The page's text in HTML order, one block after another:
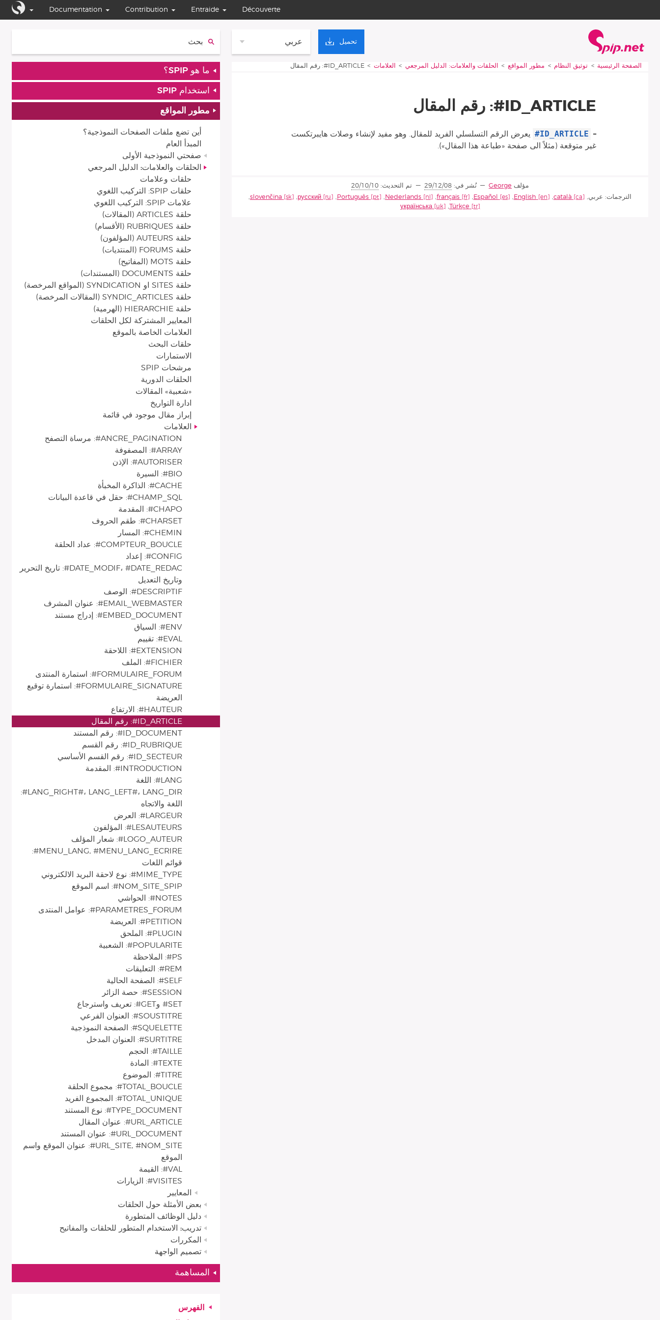
Documentation Contribution Entraide Découverte
الصفحة الرئيسية
عربي
تحميل
Vous êtes ici :
الصفحة الرئيسية توثيق النظام مطور المواقع الحلقات والعلامات: الدليل المرجعي العلامات ID_ARTICLE#: رقم المقال
ID_ARTICLE#: رقم المقال
–
#ID_ARTICLE
يعرض الرقم التسلسلي الفريد للمقال. وهو مفيد لإنشاء وصلات هايبرتكست
غير متوقعة (مثلاً الى صفحة «طباعة هذا المقال»).
مؤلف George نُشر في:29/12/08 تم التحديث:20/10/10
الترجمات: عربي,
català
,
English
,
Español
,
français
,
Nederlands
,
Português
,
русский
,
slovenčina
,
Türkçe
,
українська
ما هو SPIP؟
استخدام SPIP
مطور المواقع
أين تضع ملفات الصفحات النموذجية؟
المبدأ العام
صفحتي النموذجية الأولى
الحلقات والعلامات: الدليل المرجعي
حلقات وعلامات
حلقات SPIP: التركيب اللغوي
علامات SPIP: التركيب اللغوي
حلقة ARTICLES (المقالات)
حلقة RUBRIQUES (الأقسام)
حلقة AUTEURS (المؤلفون)
حلقة FORUMS (المنتديات)
حلقة MOTS (المفاتيح)
حلقة DOCUMENTS (المستندات)
حلقة SITES او SYNDICATION (المواقع المرخصة)
حلقة SYNDIC_ARTICLES (المقالات المرخصة)
حلقة HIERARCHIE (الهرمية)
المعايير المشتركة لكل الحلقات
العلامات الخاصة بالموقع
حلقات البحث
الاستمارات
مرشحات SPIP
الحلقات الدورية
«شعبية» المقالات
ادارة التواريخ
إبراز مقال موجود في قائمة
العلامات
ANCRE_PAGINATION#: مرساة التصفح
ARRAY#: المصفوفة
AUTORISER#: الإذن
BIO#: السيرة
CACHE#: الذاكرة المخبأة
CHAMP_SQL#: حقل في قاعدة البيانات
CHAPO#: المقدمة
CHARSET#: طقم الحروف
CHEMIN#: المسار
COMPTEUR_BOUCLE#: عداد الحلقة
CONFIG#: إعداد
DATE_MODIF، #DATE_REDAC#: تاريخ التحرير
وتاريخ التعديل
DESCRIPTIF#: الوصف
EMAIL_WEBMASTER#: عنوان المشرف
EMBED_DOCUMENT#: إدراج مستند
ENV#: السياق
EVAL#: تقييم
EXTENSION#: اللاحقة
FICHIER#: الملف
FORMULAIRE_FORUM#: استمارة المنتدى
FORMULAIRE_SIGNATURE#: استمارة توقيع
العريضة
HAUTEUR#: الارتفاع
ID_ARTICLE#: رقم المقال
ID_DOCUMENT#: رقم المستند
ID_RUBRIQUE#: رقم القسم
ID_SECTEUR#: رقم القسم الأساسي
INTRODUCTION#: المقدمة
LANG#: اللغة
LANG_RIGHT#، LANG_LEFT#، LANG_DIR#:
اللغة والاتجاه
LARGEUR#: العرض
LESAUTEURS#: المؤلفون
LOGO_AUTEUR#: شعار المؤلف
MENU_LANG, #MENU_LANG_ECRIRE#:
قوائم اللغات
MIME_TYPE#: نوع لاحقة البريد الالكتروني
NOM_SITE_SPIP#: اسم الموقع
NOTES#: الحواشي
PARAMETRES_FORUM#: عوامل المنتدى
PETITION#: العريضة
PLUGIN#: الملحق
POPULARITE#: الشعبية
PS#: الملاحظة
REM#: التعليقات
SELF#: الصفحة الحالية
SESSION#: حصة الزائر
SET# وGET#: تعريف واسترجاع
SOUSTITRE#: العنوان الفرعي
SQUELETTE#: الصفحة النموذجية
SURTITRE#: العنوان المدخل
TAILLE#: الحجم
TEXTE#: المادة
TITRE#: الموضوع
TOTAL_BOUCLE#: مجموع الحلقة
TOTAL_UNIQUE#: المجموع الفريد
TYPE_DOCUMENT#: نوع المستند
URL_ARTICLE#: عنوان المقال
URL_DOCUMENT#: عنوان المستند
URL_SITE, #NOM_SITE#: عنوان الموقع واسم
الموقع
VAL#: القيمة
VISITES#: الزيارات
المعايير
بعض الأمثلة حول الحلقات
دليل الوظائف المتطورة
تدريب: الاستخدام المتطور للحلقات والمفاتيح
المكررات
تصميم الواجهة
المساهمة
الفهرس